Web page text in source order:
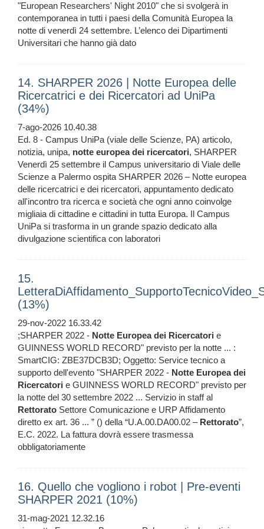
"European Researchers' Night 2010" che si svolgerà in
contemporanea in tutti i paesi della Comunità Europea la
notte di venerdì 24 settembre. L’elenco dei Dipartimenti
Universitari che hanno già dato
14. SHARPER 2026 | Notte Europea delle
Ricercatrici e dei Ricercatori ad UniPa
(34%)
7-ago-2026 10.40.38
Ed. 8 - Campus UniPa (viale delle Scienze, PA) articolo,
notizia, unipa, notte europea dei ricercatori, SHARPER
Venerdì 25 settembre il Campus universitario di Viale delle
Scienze a Palermo ospita SHARPER 2026 – Notte europea
delle ricercatrici e dei ricercatori, appuntamento dedicato
all'incontro tra ricerca e società che ogni anno coinvolge
migliaia di cittadine e cittadini in tutta Europa. Il Campus
UniPa si trasforma in un grande spazio dedicato alla
divulgazione scientifica con laboratori
15.
(13%)
29-nov-2022 16.33.42
;SHARPER 2022 - Notte Europea dei Ricercatori e
GUINNESS WORLD RECORD" previsto per la notte ... :
SmartCIG: ZBE37DCB3D; Oggetto: Service tecnico a
supporto dell'evento "SHARPER 2022 - Notte Europea dei
Ricercatori e GUINNESS WORLD RECORD" previsto per
la notte del 30 settembre 2022 ... Servizio in staff al
Rettorato Settore Comunicazione e URP Affidamento
diretto ex art. 36 ... ” () della “U.A.00.DA00.02 – Rettorato”,
E.C. 2022. La fattura dovrà essere trasmessa
obbligatoriamente
16. Quello che vogliono i robot | Pre-eventi
SHARPER 2021 (10%)
31-mag-2021 12.32.16